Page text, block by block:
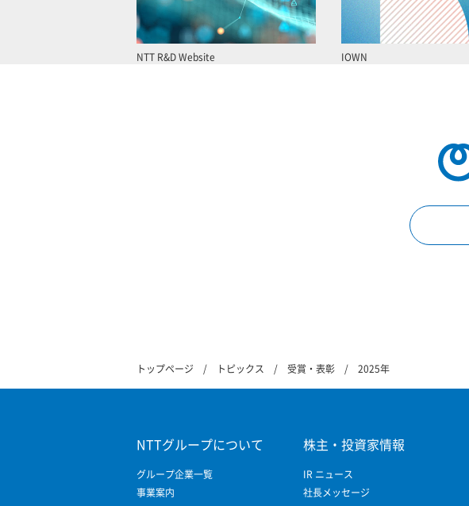
NTT R&D Website IOWN
トップページ トピックス 受賞・表彰 2025年
NTTグループについて
グループ企業一覧
事業案内
株主・投資家情報
IR ニュース
社長メッセージ